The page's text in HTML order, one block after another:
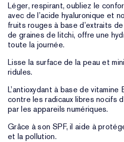
Léger, respirant, oubliez le
avec de l’acide hyaluronique et
fruits rouges à base d’extraits
de graines de litchi, offre une
toute la journée.
Lisse la surface de la peau et
ridules.
L’antioxydant à base de
contre les radicaux libres nocifs
par les appareils numériques.
Grâce à son SPF, il aide à
et la pollution.